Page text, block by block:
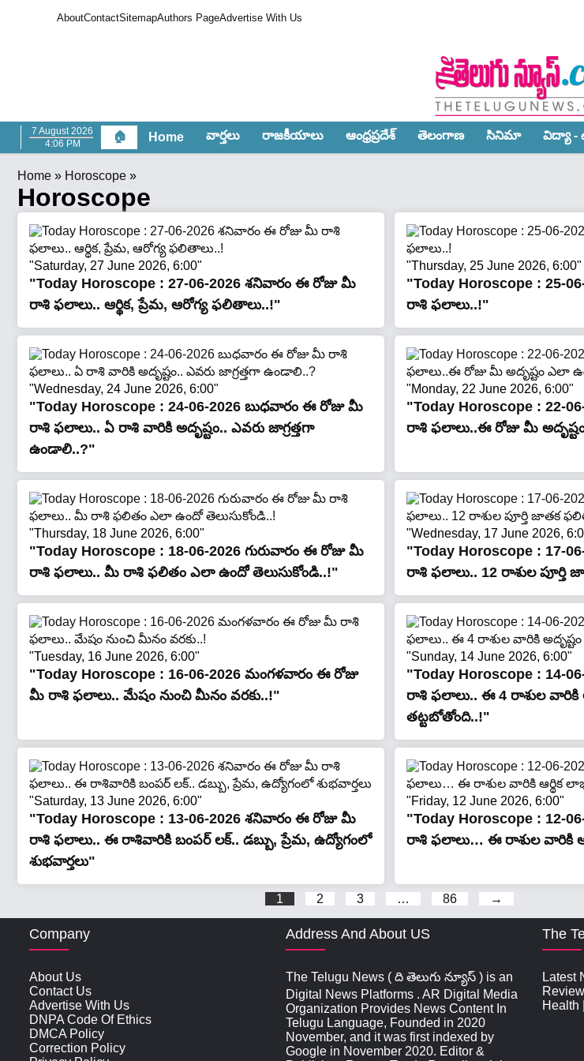
AboutContactSitemapAuthors PageAdvertise With Us
7 August 2026
4:06 PM
🏠 Home వార్త‌లు రాజ‌కీయాలు ఆంధ్ర‌ప్ర‌దేశ్‌ తెలంగాణ‌ సినిమా విద్యా -
Home » Horoscope »
Horoscope
"Saturday, 27 June 2026, 6:00"
"Today Horoscope : 27-06-2026 శ‌నివారం ఈ రోజు మీ
రాశి ఫలాలు.. ఆర్థిక, ప్రేమ, ఆరోగ్య ఫలితాలు..!"
"Thursday, 25 June 2026, 6:00"
"Today Horoscope : 25-
రాశి ఫలాలు..!"
"Wednesday, 24 June 2026, 6:00"
"Today Horoscope : 24-06-2026 బుధ‌వారం ఈ రోజు మీ
రాశి ఫలాలు.. ఏ రాశి వారికి అదృష్టం.. ఎవరు జాగ్రత్తగా
ఉండాలి..?"
"Monday, 22 June 2026, 6:00"
"Today Horoscope : 22-
రాశి ఫలాలు..ఈ రోజు మీ
"Thursday, 18 June 2026, 6:00"
"Today Horoscope : 18-06-2026 గురువారం ఈ రోజు మీ
రాశి ఫలాలు.. మీ రాశి ఫలితం ఎలా ఉందో తెలుసుకోండి..!"
"Wednesday, 17 June 2026,
"Today Horoscope : 17-
రాశి ఫలాలు.. 12 రాశుల పూర్తి
"Tuesday, 16 June 2026, 6:00"
"Today Horoscope : 16-06-2026 మంగ‌ళ‌వారం ఈ రోజు
మీ రాశి ఫలాలు.. మేషం నుంచి మీనం వరకు..!"
"Sunday, 14 June 2026, 6:00"
"Today Horoscope : 14-
రాశి ఫలాలు.. ఈ 4 రాశుల వారికి
తట్టబోతోంది..!"
"Saturday, 13 June 2026, 6:00"
"Today Horoscope : 13-06-2026 శ‌నివారం ఈ రోజు మీ
రాశి ఫలాలు.. ఈ రాశివారికి బంపర్ లక్.. డబ్బు, ప్రేమ, ఉద్యోగంలో
శుభవార్తలు"
"Friday, 12 June 2026, 6:00"
"Today Horoscope : 12-
రాశి ఫలాలు… ఈ రాశుల వారికి
1 2 3 … 86 →
Company
About Us
Contact Us
Advertise With Us
DNPA Code Of Ethics
DMCA Policy
Correction Policy
Address And About US
The Telugu News ( ది తెలుగు న్యూస్‌ ) is an
Digital News Platforms . AR Digital Media
Organization Provides News Content In
Telugu Language, Founded in 2020
November, and it was first indexed by
Google in November 2020. Editor &
The
Latest
Health